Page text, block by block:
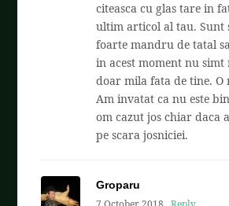
citeasca cu glas tare in
ultim articol al tau. Sunt
foarte mandru de tatal
in acest moment nu simt
doar mila fata de tine.
Am invatat ca nu este
om cazut jos chiar daca
pe scara josniciei.
Groparu